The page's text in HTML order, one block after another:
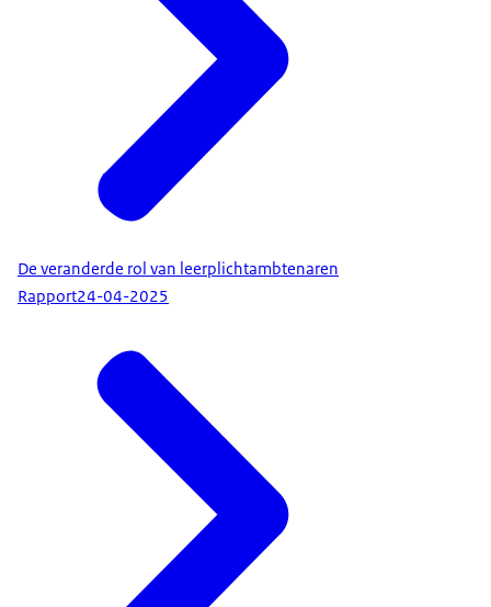
De veranderde rol van leerplichtambtenaren
Rapport24-04-2025